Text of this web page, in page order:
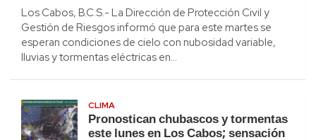
Los Cabos, B.C.S.- La Dirección de Protección Civil y
Gestión de Riesgos informó que para este martes se
esperan condiciones de cielo con nubosidad variable,
lluvias y tormentas eléctricas en…
CLIMA
Pronostican chubascos y tormentas
este lunes en Los Cabos; sensación